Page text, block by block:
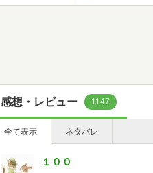
感想・レビュー 1147
全て表示 ネタバレ
１００